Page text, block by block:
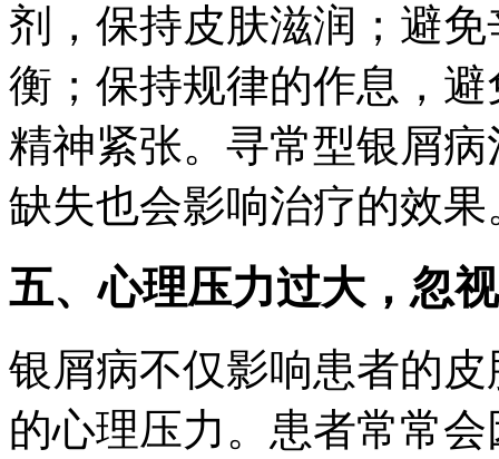
剂，保持皮肤滋润；避
衡；保持规律的作息，
精神紧张。寻常型银屑
缺失也会影响治疗的效果
五、心理压力过大，忽
银屑病不仅影响患者的
的心理压力。患者常常